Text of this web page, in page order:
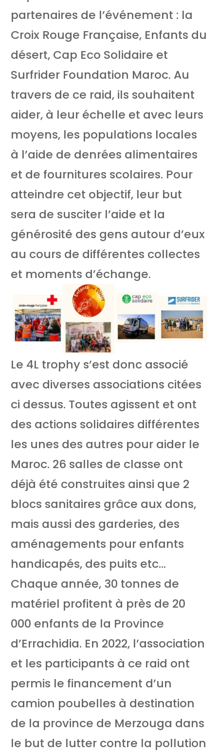
partenaires de l’événement : la
Croix Rouge Française, Enfants du
désert, Cap Eco Solidaire et
Surfrider Foundation Maroc. Au
travers de ce raid, ils souhaitent
aider, à leur échelle et avec leurs
moyens, les populations locales
à l’aide de denrées alimentaires
et de fournitures scolaires. Pour
atteindre cet objectif, leur but
sera de susciter l’aide et la
générosité des gens autour d’eux
au cours de différentes collectes
et moments d’échange.
Le 4L trophy s’est donc associé
avec diverses associations citées
ci dessus. Toutes agissent et ont
des actions solidaires différentes
les unes des autres pour aider le
Maroc. 26 salles de classe ont
déjà été construites ainsi que 2
blocs sanitaires grâce aux dons,
mais aussi des garderies, des
aménagements pour enfants
handicapés, des puits etc…
Chaque année, 30 tonnes de
matériel profitent à près de 20
000 enfants de la Province
d’Errachidia. En 2022, l’association
et les participants à ce raid ont
permis le financement d’un
camion poubelles à destination
de la province de Merzouga dans
le but de lutter contre la pollution